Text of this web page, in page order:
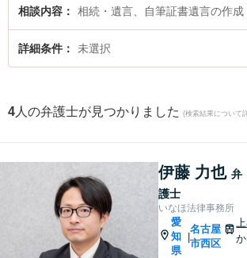
筆証書遺言の作成のトラブルを今すぐに弁護士に相談
の作成のトラブル解決の実績豊富な近くの弁護士を検
料で自筆証書遺言の作成を法律相談できる名古屋市西
相談内容 相続・遺言、自筆証書遺言の作成
詳細条件 未選択
4 人の弁護士が見つかりました (検索結果について
伊藤 力也 弁
護士
いなほ法律事務所
愛
知
県
|
名古屋
市西区